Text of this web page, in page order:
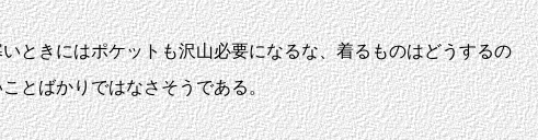
きにはポケットも沢山必要になるな、着るものはどうするの
とばかりではなさそうである。